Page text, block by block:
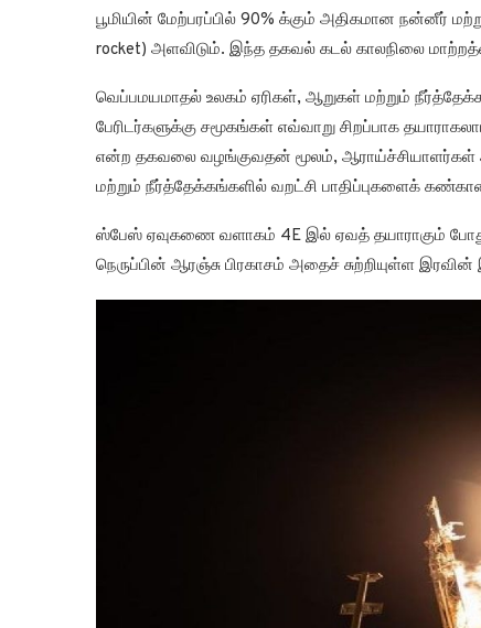
பூமியின் மேற்பரப்பில் 90% க்கும் அதிகமான நன்னீர்
rocket) அளவிடும். இந்த தகவல் கடல் காலநிலை
வெப்பமயமாதல் உலகம் ஏரிகள், ஆறுகள் மற்றும்
பேரிடர்களுக்கு சமூகங்கள் எவ்வாறு சிறப்பாக
என்ற தகவலை வழங்குவதன் மூலம், ஆராய்ச்சியாளர்கள்
மற்றும் நீர்த்தேக்கங்களில் வறட்சி பாதிப்புகளைக்
ஸ்பேஸ் ஏவுகணை வளாகம் 4E இல் ஏவத் தயாராகும்
நெருப்பின் ஆரஞ்சு பிரகாசம் அதைச் சுற்றியுள்ள இரவின்